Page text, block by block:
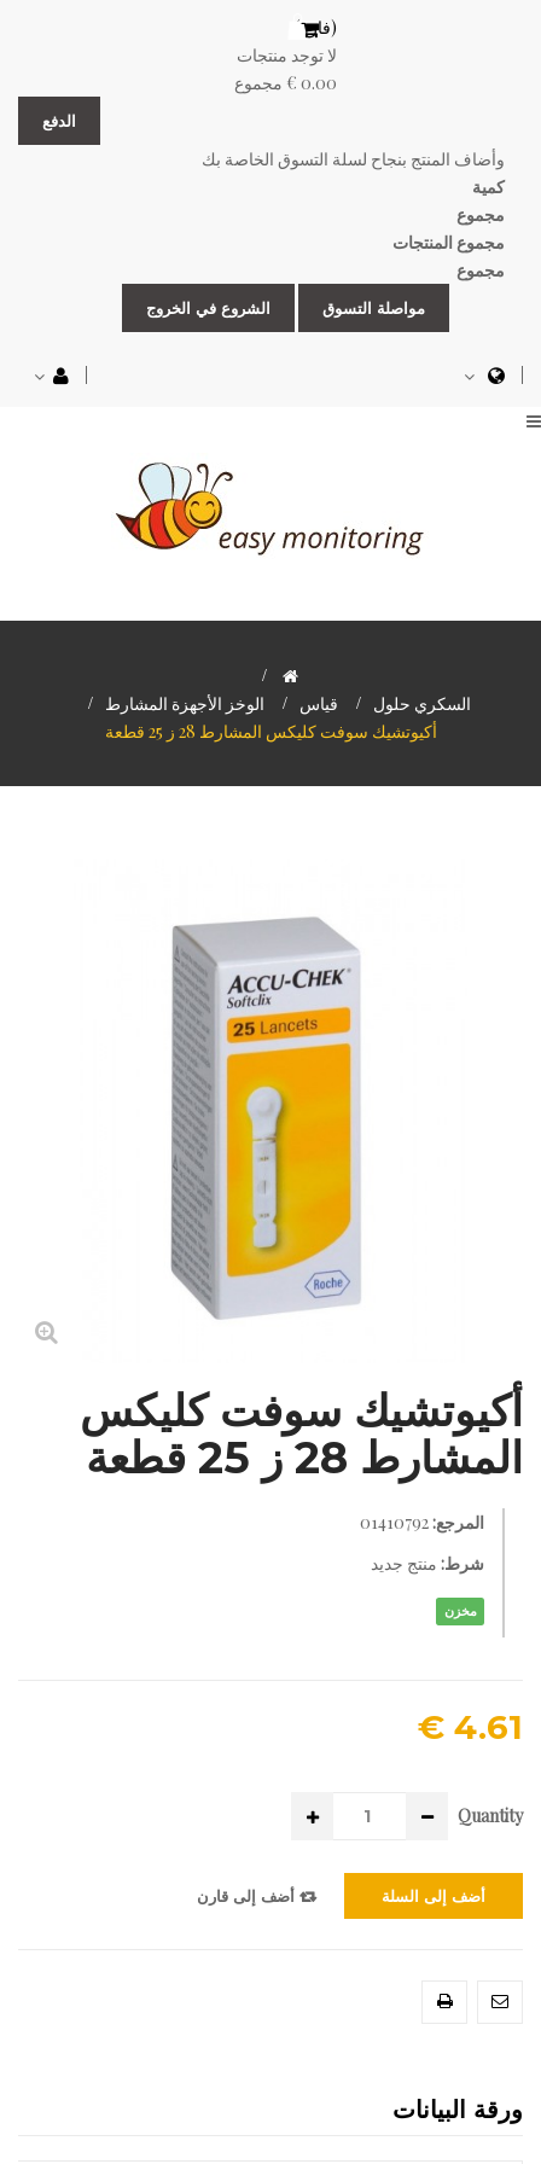
(فارغ)
لا توجد منتجات
0.00 €
مجموع
الدفع
وأضاف المنتج بنجاح لسلة التسوق الخاصة بك
كمية
مجموع
مجموع المنتجات
مجموع
مواصلة التسوق الشروع في الخروج
>
السكري حلول > قياس > الوخز الأجهزة المشارط >
أكيوتشيك سوفت كليكس المشارط 28 ز 25 قطعة
أكيوتشيك سوفت كليكس
المشارط 28 ز 25 قطعة
المرجع:01410792
شرط: منتج جديد
مخزن
4.61 €
Quantity
أضف إلى السلة أضف إلى قارن
ورقة البيانات